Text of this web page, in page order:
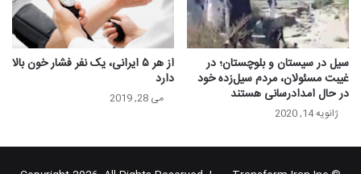
سیل در سیستان و بلوچستان؛ در
غیبت مسئولان، مردم سیل‌زده خود
در حال امدادرسانی هستند
ژانویه 14, 2020
از هر ۵ ایرانی، یک نفر فشار خون بالا
دارد
می 28, 2019